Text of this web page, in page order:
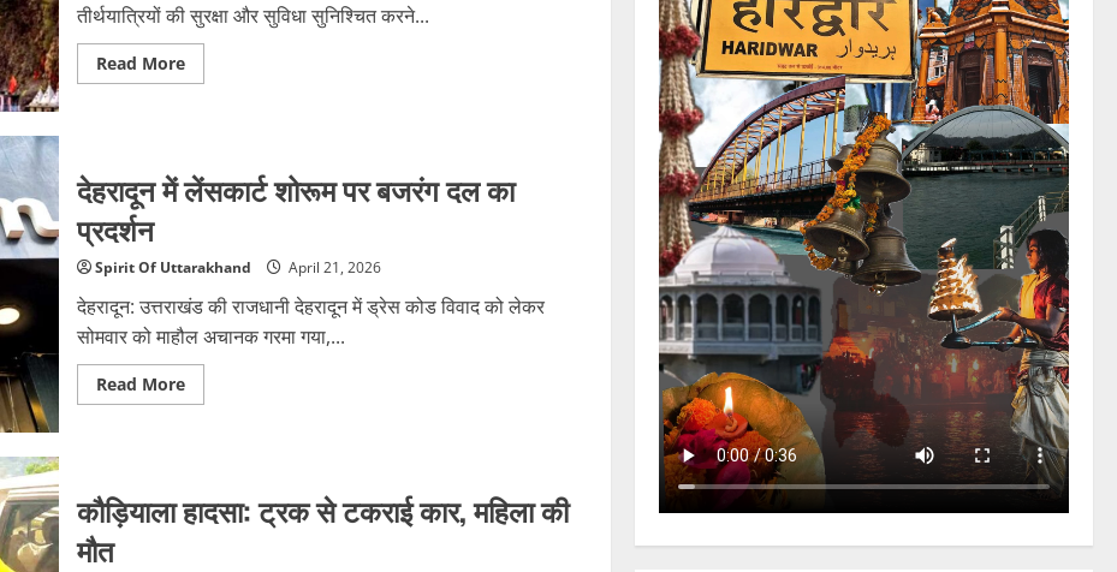
तीर्थयात्रियों की सुरक्षा और सुविधा सुनिश्चित करने...
Read MoreRead
more
नई
एसओपी
होंगे
दर्शन
देहरादून में लेंसकार्ट शोरूम पर बजरंग दल का
प्रदर्शन
Spirit Of Uttarakhand April 21, 2026
देहरादून: उत्तराखंड की राजधानी देहरादून में ड्रेस कोड विवाद को लेकर
सोमवार को माहौल अचानक गरमा गया,...
Read MoreRead
more
पर
बजरंग
कौड़ियाला हादसा: ट्रक से टकराई कार, महिला की
मौत